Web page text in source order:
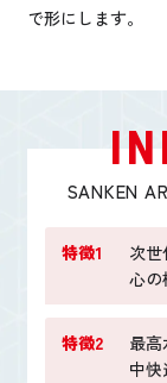
で形にします。
SANKEN
特徴1
次
心の
特徴2
最
中